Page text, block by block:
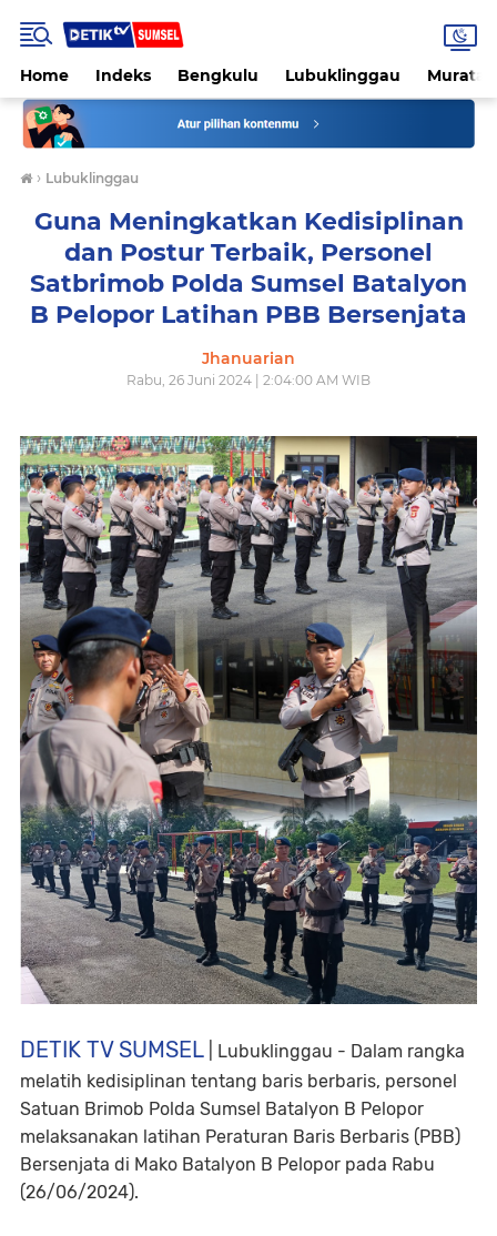
Home Indeks Bengkulu Lubuklinggau
› Lubuklinggau
Guna Meningkatkan Kedisiplinan
dan Postur Terbaik, Personel
Satbrimob Polda Sumsel Batalyon
B Pelopor Latihan PBB Bersenjata
Jhanuarian
Rabu, 26 Juni 2024 | 2:04:00 AM WIB
DETIK TV SUMSEL | Lubuklinggau - Dalam rangka
melatih kedisiplinan tentang baris berbaris, personel
Satuan Brimob Polda Sumsel Batalyon B Pelopor
melaksanakan latihan Peraturan Baris Berbaris (PBB)
Bersenjata di Mako Batalyon B Pelopor pada Rabu
(26/06/2024).